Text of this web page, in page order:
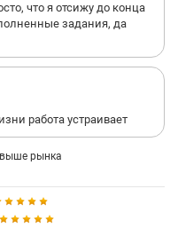
что я отсижу до конца
задания, да
работа устраивает
выше рынка